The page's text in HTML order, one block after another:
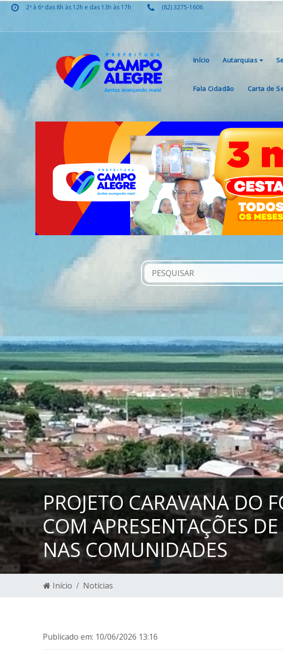
2ª à 6ª das 8h às 12h e das 13h às 17h (82) 3275-1606
Início Autarquias
Fala Cidadão Carta de
Previous
PROJETO CARAVANA DO
COM APRESENTAÇÕES
NAS COMUNIDADES
Início Notícias
Publicado em: 10/06/2026 13:16